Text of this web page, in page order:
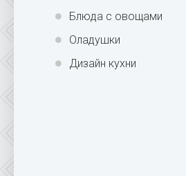
Блюда с овощами
Оладушки
Дизайн кухни